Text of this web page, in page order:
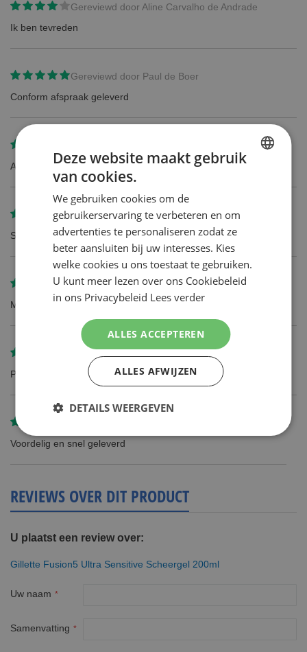
Gereviewd door Aline Carvalho de Andrade
Ik ben tevreden
Gereviewd door Paul de Boer
Conform afspraak geleverd
Alles okay
Gereviewd door mevrouw Tamara Van den Boeck
Snelle levering en goede prijs
Gereviewd door V Wouters
Mooie korting hierop
Prima product en prima geleverd
Voordelig en snel geleverd
REVIEWS OVER DIT PRODUCT
U plaatst een review over:
Gillette Fusion5 Ultra Sensitive Scheergel 200ml
Uw naam
Samenvatting
Deze website maakt gebruik
van cookies.
We gebruiken cookies om de
gebruikerservaring te verbeteren en om
advertenties te personaliseren zodat ze
beter aansluiten bij uw interesses. Kies
welke cookies u ons toestaat te gebruiken.
U kunt meer lezen over ons Cookiebeleid
in ons Privacybeleid Lees verder
ALLES ACCEPTEREN
ALLES AFWIJZEN
DETAILS WEERGEVEN